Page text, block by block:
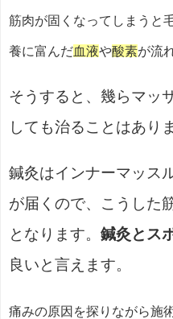
筋肉が固くなってしまうと
養に富んだ血液や酸素が流
そうすると、幾らマッ
しても治ることはあり
鍼灸はインナーマッス
が届くので、こうした
となります。 鍼灸とス
良いと言えます。
痛みの原因を探りながら施